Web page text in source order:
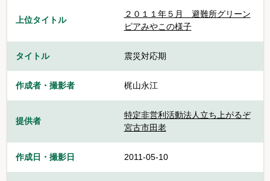
上位タイトル
２０１１年５月＿避難所グリーン
ピアみやこの様子
タイトル 震災対応期
作成者・撮影者 梶山永江
提供者
特定非営利活動法人立ち上がるぞ
宮古市田老
作成日・撮影日 2011-05-10